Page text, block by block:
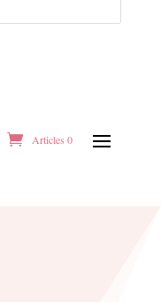
Articles 0